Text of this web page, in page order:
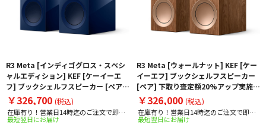
R3 Meta [インディゴグロス・スペシ
ャルエディション] KEF [ケーイーエ
フ] ブックシェルフスピーカー [ペア]
下取り査定額20%アップ実施中！
￥326,700 (税込)
在庫有り！営業日14時迄のご注文で即日
出荷！
最短翌日にお届け
R3 Meta [ウォールナット] KEF [ケー
イーエフ] ブックシェルフスピーカー
[ペア] 下取り査定額20%アップ実施
中！
￥326,000 (税込)
在庫有り！営業日14時迄のご注文で即日
出荷！
最短翌日にお届け